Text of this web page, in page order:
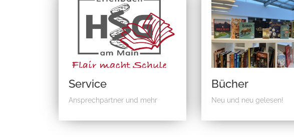
Service
Ansprechpartner und mehr
Bücher
Neu und neu gelesen!